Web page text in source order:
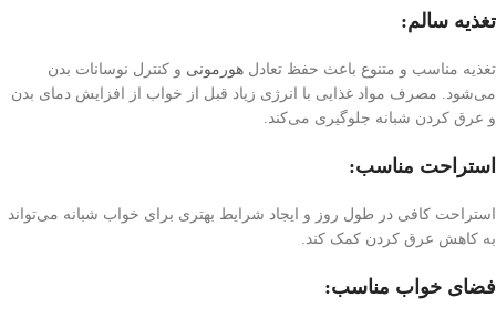
تغذیه سالم:
تغذیه مناسب و متنوع باعث حفظ تعادل هورمونی و کنترل نوسانات بدن
می‌شود. مصرف مواد غذایی با انرژی زیاد قبل از خواب از افزایش دمای بدن
و عرق کردن شبانه جلوگیری می‌کند.
استراحت مناسب:
استراحت کافی در طول روز و ایجاد شرایط بهتری برای خواب شبانه می‌تواند
به کاهش عرق کردن کمک کند.
فضای خواب مناسب: